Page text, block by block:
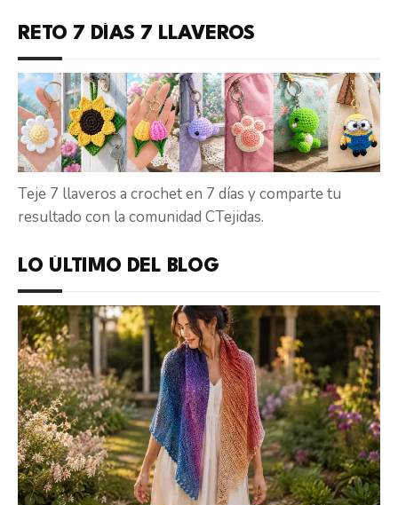
RETO 7 DÍAS 7 LLAVEROS
Teje 7 llaveros a crochet en 7 días y comparte tu
resultado con la comunidad CTejidas.
LO ÚLTIMO DEL BLOG